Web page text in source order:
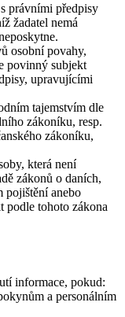
právními předpisy
žadatel nemá
osobní povahy,
povinný subjekt
upravujícími
tajemstvím dle
zákoníku, resp.
zákoníku,
která není
zákonů o daních,
pojištění anebo
podle tohoto zákona
informace, pokud:
a personálním